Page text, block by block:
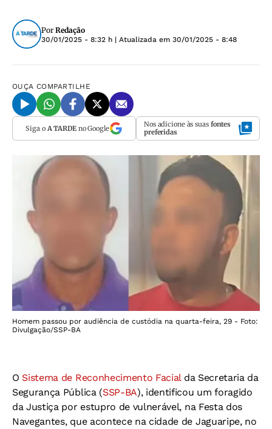
Por Redação
30/01/2025 - 8:32 h | Atualizada em 30/01/2025 - 8:48
OUÇA COMPARTILHE
Siga o A TARDEno Google Nos adicione às suas fontes
preferidas
Homem passou por audiência de custódia na quarta-feira, 29 - Foto:
Divulgação/SSP-BA
O Sistema de Reconhecimento Facial da Secretaria da
Segurança Pública (SSP-BA), identificou um foragido
da Justiça por estupro de vulnerável, na Festa dos
Navegantes, que acontece na cidade de Jaguaripe, no